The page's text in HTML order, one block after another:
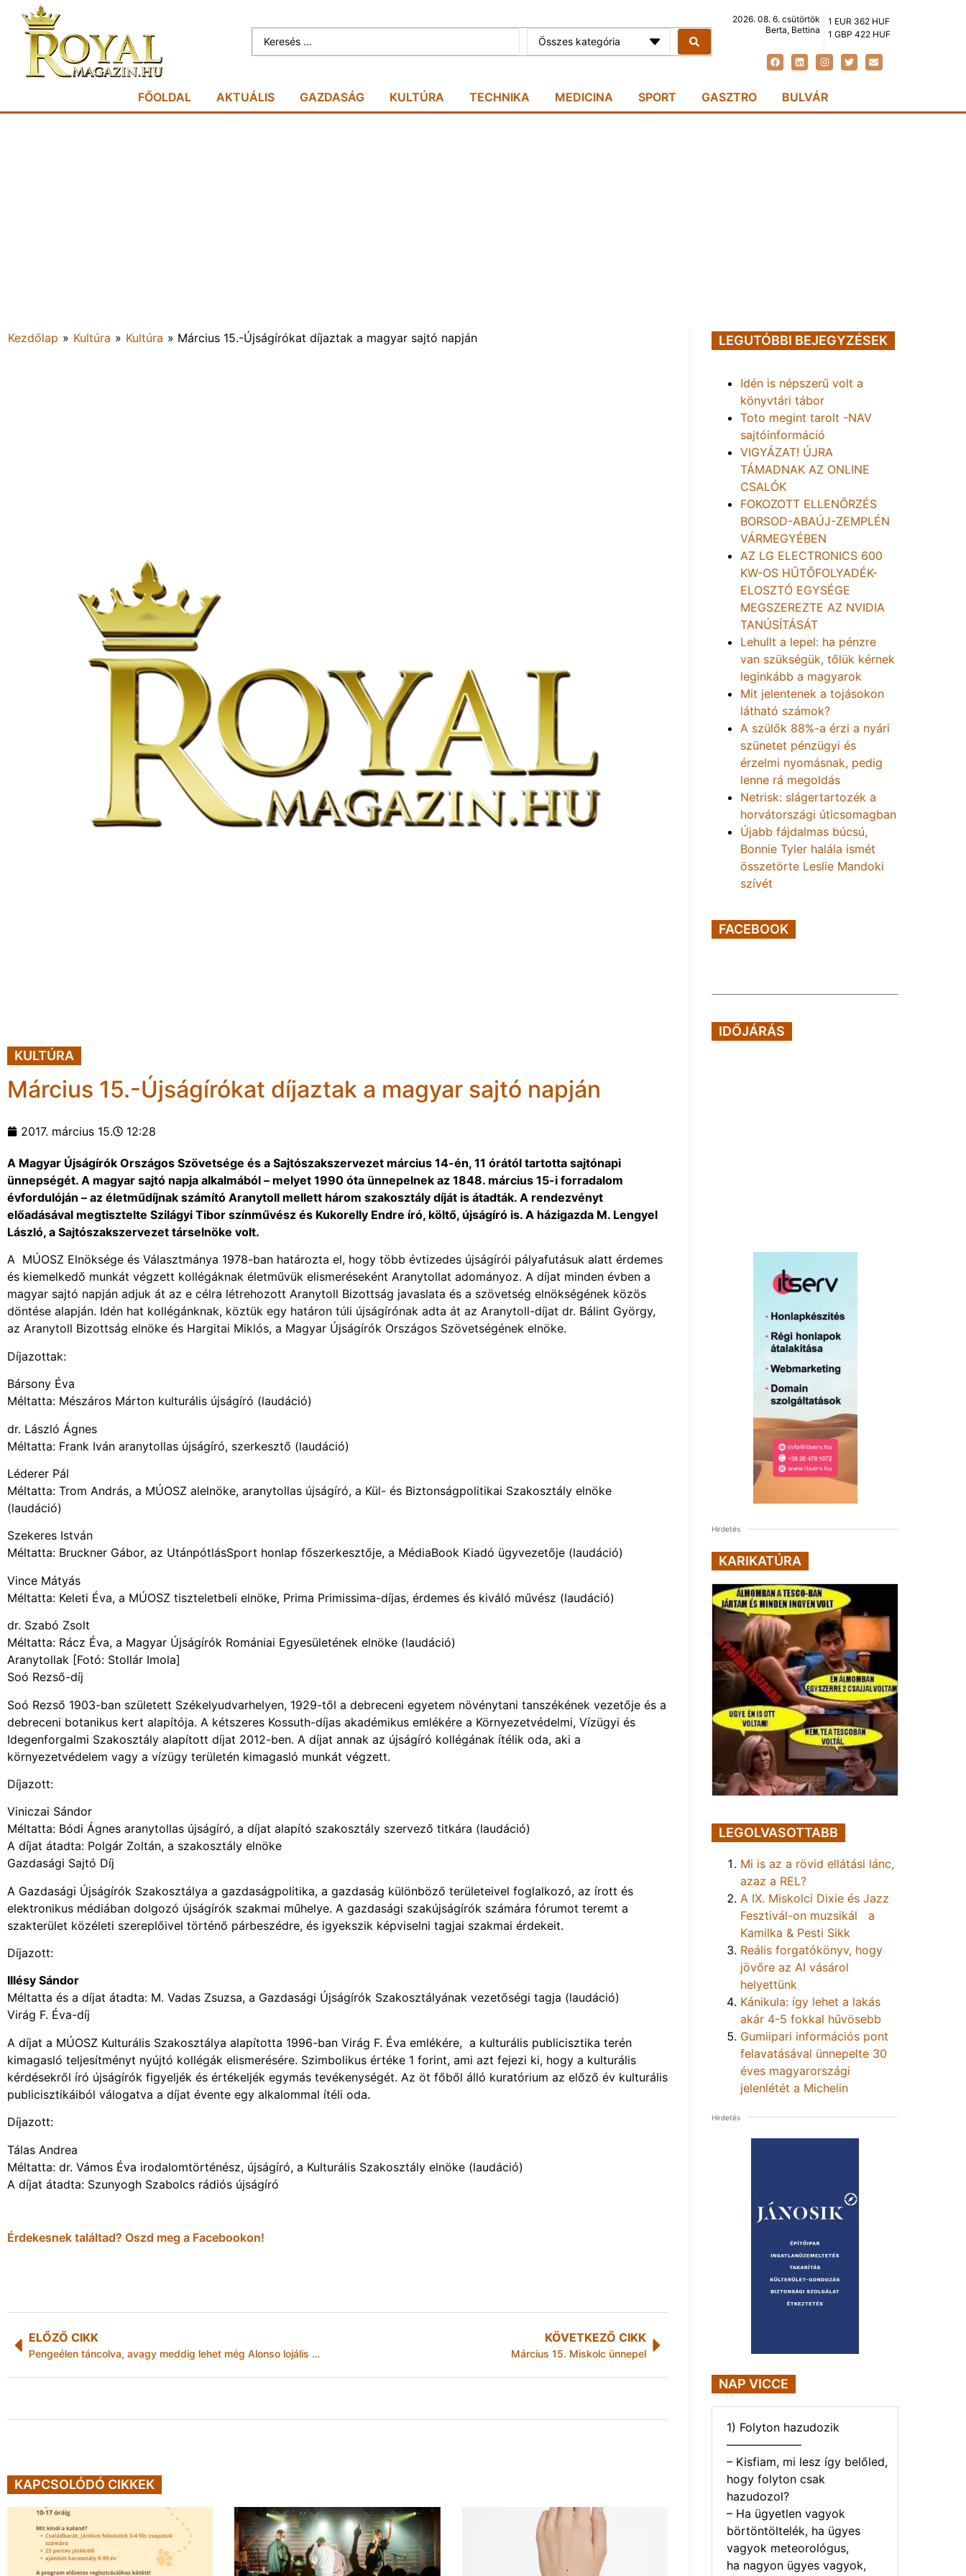
Összes kategória
2026. 08. 6. csütörtök
Berta, Bettina
1 EUR 362 HUF
1 GBP 422 HUF
FŐOLDAL AKTUÁLIS GAZDASÁG KULTÚRA TECHNIKA MEDICINA SPORT GASZTRO BULVÁR
Kezdőlap » Kultúra » Kultúra » Március 15.-Újságírókat díjaztak a magyar sajtó napján
KULTÚRA
Március 15.-Újságírókat díjaztak a magyar sajtó napján
2017. március 15. 12:28
A Magyar Újságírók Országos Szövetsége és a Sajtószakszervezet március 14-én, 11 órától tartotta sajtónapi
ünnepségét. A magyar sajtó napja alkalmából – melyet 1990 óta ünnepelnek az 1848. március 15-i forradalom
évfordulóján – az életműdíjnak számító Aranytoll mellett három szakosztály díját is átadták. A rendezvényt
előadásával megtisztelte Szilágyi Tibor színművész és Kukorelly Endre író, költő, újságíró is. A házigazda M. Lengyel
László, a Sajtószakszervezet társelnöke volt.
A MÚOSZ Elnöksége és Választmánya 1978-ban határozta el, hogy több évtizedes újságírói pályafutásuk alatt érdemes
és kiemelkedő munkát végzett kollégáknak életművük elismeréseként Aranytollat adományoz. A díjat minden évben a
magyar sajtó napján adjuk át az e célra létrehozott Aranytoll Bizottság javaslata és a szövetség elnökségének közös
döntése alapján. Idén hat kollégánknak, köztük egy határon túli újságírónak adta át az Aranytoll-díjat dr. Bálint György,
az Aranytoll Bizottság elnöke és Hargitai Miklós, a Magyar Újságírók Országos Szövetségének elnöke.
Díjazottak:
Bársony Éva
Méltatta: Mészáros Márton kulturális újságíró (laudáció)
dr. László Ágnes
Méltatta: Frank Iván aranytollas újságíró, szerkesztő (laudáció)
Léderer Pál
Méltatta: Trom András, a MÚOSZ alelnöke, aranytollas újságíró, a Kül- és Biztonságpolitikai Szakosztály elnöke
(laudáció)
Szekeres István
Méltatta: Bruckner Gábor, az UtánpótlásSport honlap főszerkesztője, a MédiaBook Kiadó ügyvezetője (laudáció)
Vince Mátyás
Méltatta: Keleti Éva, a MÚOSZ tiszteletbeli elnöke, Prima Primissima-díjas, érdemes és kiváló művész (laudáció)
dr. Szabó Zsolt
Méltatta: Rácz Éva, a Magyar Újságírók Romániai Egyesületének elnöke (laudáció)
Aranytollak [Fotó: Stollár Imola]
Soó Rezső-díj
Soó Rezső 1903-ban született Székelyudvarhelyen, 1929-től a debreceni egyetem növénytani tanszékének vezetője és a
debreceni botanikus kert alapítója. A kétszeres Kossuth-díjas akadémikus emlékére a Környezetvédelmi, Vízügyi és
Idegenforgalmi Szakosztály alapított díjat 2012-ben. A díjat annak az újságíró kollégának ítélik oda, aki a
környezetvédelem vagy a vízügy területén kimagasló munkát végzett.
Díjazott:
Viniczai Sándor
Méltatta: Bódi Ágnes aranytollas újságíró, a díjat alapító szakosztály szervező titkára (laudáció)
A díjat átadta: Polgár Zoltán, a szakosztály elnöke
Gazdasági Sajtó Díj
A Gazdasági Újságírók Szakosztálya a gazdaságpolitika, a gazdaság különböző területeivel foglalkozó, az írott és
elektronikus médiában dolgozó újságírók szakmai műhelye. A gazdasági szakújságírók számára fórumot teremt a
szakterület közéleti szereplőivel történő párbeszédre, és igyekszik képviselni tagjai szakmai érdekeit.
Díjazott:
Illésy Sándor
Méltatta és a díjat átadta: M. Vadas Zsuzsa, a Gazdasági Újságírók Szakosztályának vezetőségi tagja (laudáció)
Virág F. Éva-díj
A díjat a MÚOSZ Kulturális Szakosztálya alapította 1996-ban Virág F. Éva emlékére, a kulturális publicisztika terén
kimagasló teljesítményt nyújtó kollégák elismerésére. Szimbolikus értéke 1 forint, ami azt fejezi ki, hogy a kulturális
kérdésekről író újságírók figyeljék és értékeljék egymás tevékenységét. Az öt főből álló kuratórium az előző év kulturális
publicisztikáiból válogatva a díjat évente egy alkalommal ítéli oda.
Díjazott:
Tálas Andrea
Méltatta: dr. Vámos Éva irodalomtörténész, újságíró, a Kulturális Szakosztály elnöke (laudáció)
A díjat átadta: Szunyogh Szabolcs rádiós újságíró
Érdekesnek találtad? Oszd meg a Facebookon!
ELŐZŐ CIKK
Pengeélen táncolva, avagy meddig lehet még Alonso lojális a McLarenhez?
KÖVETKEZŐ CIKK
Március 15. Miskolc ünnepel
KAPCSOLÓDÓ CIKKEK
LEGUTÓBBI BEJEGYZÉSEK
Idén is népszerű volt a
könyvtári tábor
Toto megint tarolt -NAV
sajtóinformáció
VIGYÁZAT! ÚJRA
TÁMADNAK AZ ONLINE
CSALÓK
FOKOZOTT ELLENŐRZÉS
BORSOD-ABAÚJ-ZEMPLÉN
VÁRMEGYÉBEN
AZ LG ELECTRONICS 600
KW-OS HŰTŐFOLYADÉK-
ELOSZTÓ EGYSÉGE
MEGSZEREZTE AZ NVIDIA
TANÚSÍTÁSÁT
Lehullt a lepel: ha pénzre
van szükségük, tőlük kérnek
leginkább a magyarok
Mit jelentenek a tojásokon
látható számok?
A szülők 88%-a érzi a nyári
szünetet pénzügyi és
érzelmi nyomásnak, pedig
lenne rá megoldás
Netrisk: slágertartozék a
horvátországi úticsomagban
Újabb fájdalmas búcsú,
Bonnie Tyler halála ismét
összetörte Leslie Mandoki
szívét
FACEBOOK
IDŐJÁRÁS
Hirdetés
KARIKATÚRA
LEGOLVASOTTABB
Mi is az a rövid ellátási lánc,
azaz a REL?
A IX. Miskolci Dixie és Jazz
Fesztivál-on muzsikál a
Kamilka & Pesti Sikk
Reális forgatókönyv, hogy
jövőre az AI vásárol
helyettünk
Kánikula: így lehet a lakás
akár 4-5 fokkal hűvösebb
Gumiipari információs pont
felavatásával ünnepelte 30
éves magyarországi
jelenlétét a Michelin
Hirdetés
NAP VICCE
1) Folyton hazudozik
——————–
– Kisfiam, mi lesz így belőled,
hogy folyton csak
hazudozol?
– Ha ügyetlen vagyok
börtöntöltelék, ha ügyes
vagyok meteorológus,
ha nagyon ügyes vagyok,